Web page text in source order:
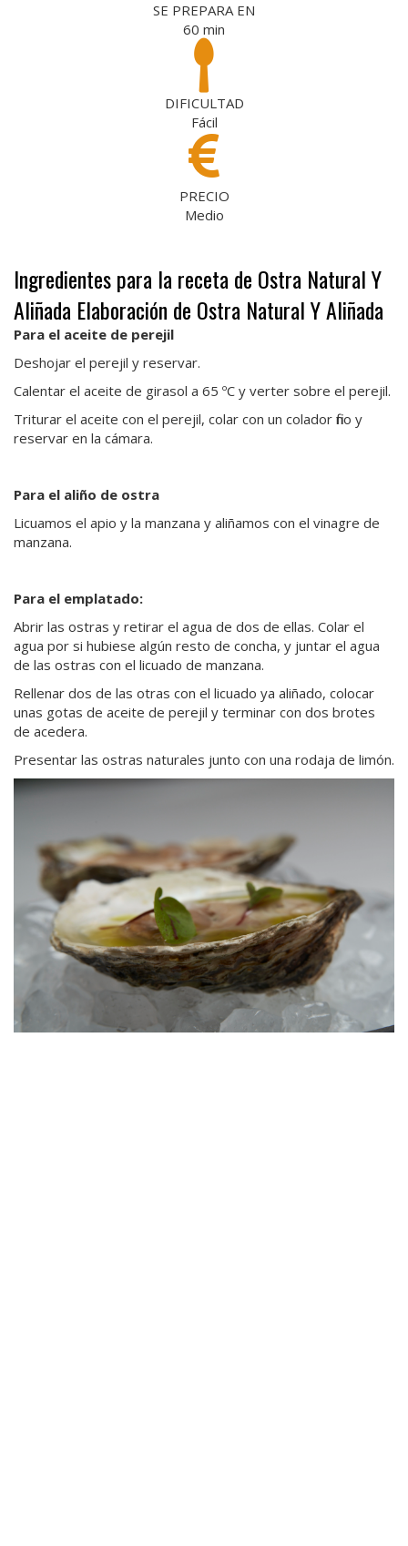
SE PREPARA EN
60 min
DIFICULTAD
Fácil
PRECIO
Medio
Ingredientes para la receta de Ostra Natural Y
Aliñada Elaboración de Ostra Natural Y Aliñada
Para el aceite de perejil
Deshojar el perejil y reservar.
Calentar el aceite de girasol a 65 ºC y verter sobre el perejil.
Triturar el aceite con el perejil, colar con un colador fino y
reservar en la cámara.
Para el aliño de ostra
Licuamos el apio y la manzana y aliñamos con el vinagre de
manzana.
Para el emplatado:
Abrir las ostras y retirar el agua de dos de ellas. Colar el
agua por si hubiese algún resto de concha, y juntar el agua
de las ostras con el licuado de manzana.
Rellenar dos de las otras con el licuado ya aliñado, colocar
unas gotas de aceite de perejil y terminar con dos brotes
de acedera.
Presentar las ostras naturales junto con una rodaja de limón.